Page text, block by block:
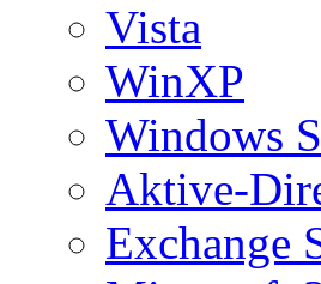
Vista
WinXP
Windows
Aktive-
Exchange